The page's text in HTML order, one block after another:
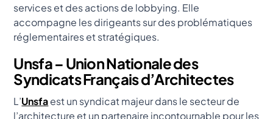
services et des actions de lobbying. Elle
accompagne les dirigeants sur des problématiques
réglementaires et stratégiques.
Unsfa – Union Nationale des
Syndicats Français d’Architectes
L’Unsfaest un syndicat majeur dans le secteur de
l’architecture et un partenaire incontournable pour les